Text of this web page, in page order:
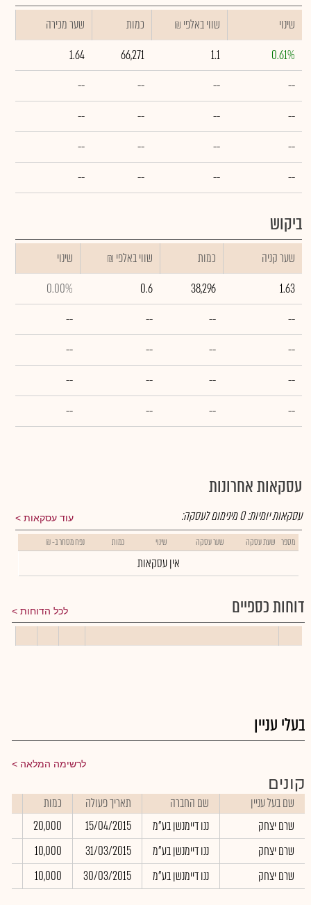
שינוי ₪ שווי באלפי כמות
שער מכירה
0.61%
1.1
66,271
1.64
--
--
--
--
--
--
--
--
--
--
--
--
--
--
--
--
ביקוש
שער קניה כמות ₪ שווי באלפי
שינוי
1.63
38,296
0.6
0.00%
--
--
--
--
--
--
--
--
--
--
--
--
--
--
--
--
עסקאות אחרונות
עוד עסקאות עסקאות יומיות:0מינימום לעסקה:
מספר שעת עסקה שער עסקה שינוי כמות נפח מסחר ב- ₪
אין עסקאות
דוחות כספיים לכל הדוחות
בעלי עניין
לרשימה המלאה
קונים
שם בעל עניין שם החברה תאריך פעולה כמות
שרם יצחק
ננו דיימנשן בע"מ 15/04/2015
20,000
שרם יצחק
ננו דיימנשן בע"מ 31/03/2015
10,000
שרם יצחק
ננו דיימנשן בע"מ 30/03/2015
10,000